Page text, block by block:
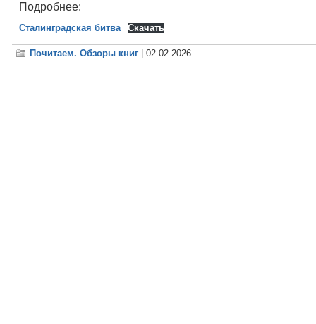
Подробнее:
Сталинградская битва Скачать
Почитаем. Обзоры книг | 02.02.2026